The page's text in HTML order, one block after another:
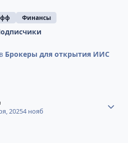
Финансы
в Брокеры для открытия ИИС
20254 нояб